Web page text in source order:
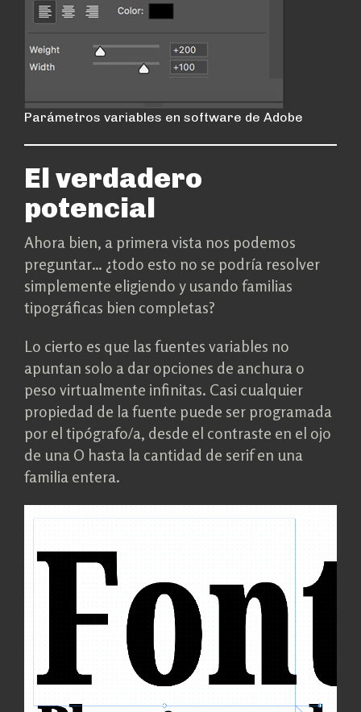
Parámetros variables en software de Adobe
El verdadero
potencial
Ahora bien, a primera vista nos podemos
preguntar… ¿todo esto no se podría resolver
simplemente eligiendo y usando familias
tipográficas bien completas?
Lo cierto es que las fuentes variables no
apuntan solo a dar opciones de anchura o
peso virtualmente infinitas. Casi cualquier
propiedad de la fuente puede ser programada
por el tipógrafo/a, desde el contraste en el ojo
de una O hasta la cantidad de serif en una
familia entera.